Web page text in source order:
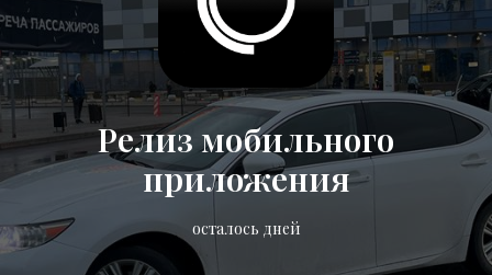
Релиз мобильного
приложения
осталось дней